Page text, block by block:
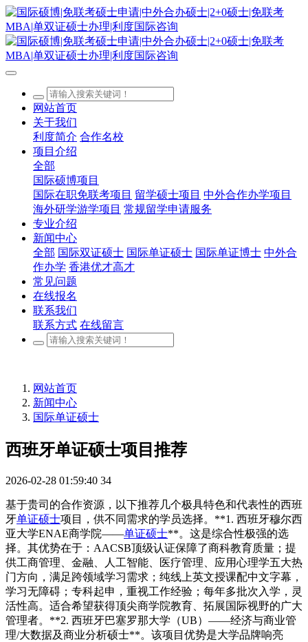
网站首页
关于我们
利度简介 合作名校
项目介绍
全部
国际硕博项目
国际在职免联考项目 留学硕士项目 中外合作办学项目
海外研学游学项目 常规留学申请服务
专业介绍
新闻中心
全部 国际双证硕士 国际单证硕士 国际单证博士 中外合
作办学 香港优才高才
常见问题
在线报名
联系我们
联系方式 在线留言
网站首页
新闻中心
国际单证硕士
西班牙单证硕士项目推荐
2026-02-28 01:59:40 34
基于贵司的合作资源，以下推荐几个极具特色和代表性的西班
牙单证硕士项目，供不同需求的学员选择。**1. 西班牙穆尔西
亚大学ENAE商学院——单证硕士**。这是综合性极强的选
择。其优势在于：AACSB顶级认证保障了商科教育质量；提
供工商管理、金融、人工智能、医疗管理、应用心理学五大热
门方向，满足跨领域学习需求；纯线上英文授课配中文字幕，
学习无障碍；专科起申，重视工作经验；每年多批次入学，灵
活性高。适合希望获得顶尖商学院教育、拓展国际视野的广大
管理者。**2. 西班牙巴塞罗那大学（UB）——经济与商业管
理/大数据及商业分析硕士**。该项目优势是大学品牌响亮